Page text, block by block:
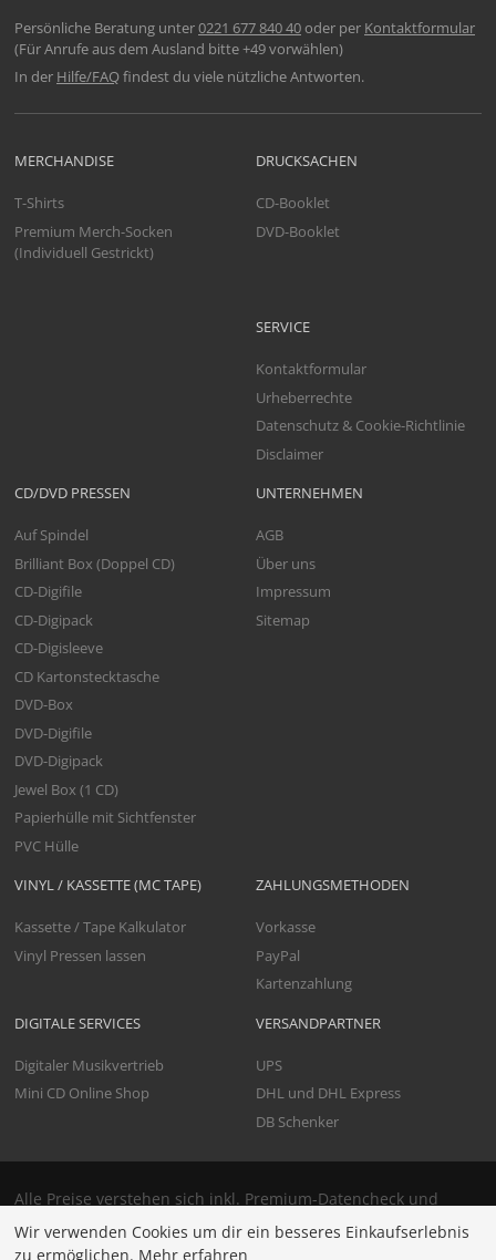
Persönliche Beratung unter0221 677 840 40oder per Kontaktformular
(Für Anrufe aus dem Ausland bitte +49 vorwählen)
In der Hilfe/FAQfindest du viele nützliche Antworten.
VINYL / KASSETTE (MC TAPE)
Kassette / Tape Kalkulator
Vinyl Pressen lassen
DIGITALE SERVICES
Digitaler Musikvertrieb
Mini CD Online Shop
MERCHANDISE
T-Shirts
Premium Merch-Socken
(Individuell Gestrickt)
CD/DVD PRESSEN
Auf Spindel
Brilliant Box (Doppel CD)
CD-Digifile
CD-Digipack
CD-Digisleeve
CD Kartonstecktasche
DVD-Box
DVD-Digifile
DVD-Digipack
Jewel Box (1 CD)
Papierhülle mit Sichtfenster
PVC Hülle
DRUCKSACHEN
CD-Booklet
DVD-Booklet
SERVICE
Kontaktformular
Urheberrechte
Datenschutz & Cookie-Richtlinie
Disclaimer
UNTERNEHMEN
AGB
Über uns
Impressum
Sitemap
ZAHLUNGSMETHODEN
Vorkasse
PayPal
Kartenzahlung
VERSANDPARTNER
UPS
DHL und DHL Express
DB Schenker
Alle Preise verstehen sich inkl. Premium-Datencheck und
Versand. Netto Preise werden eindeutig gekennzeichnet.
Netto-Preise richten sich nur an Unternehmen, für den
Wir verwenden Cookies um dir ein besseres Einkaufserlebnis
zu ermöglichen. Mehr erfahren